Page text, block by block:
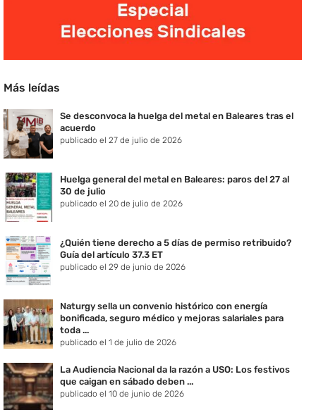
Más leídas
Se desconvoca la huelga del metal en Baleares tras el
acuerdo
publicado el 27 de julio de 2026
Huelga general del metal en Baleares: paros del 27 al
30 de julio
publicado el 20 de julio de 2026
¿Quién tiene derecho a 5 días de permiso retribuido?
Guía del artículo 37.3 ET
publicado el 29 de junio de 2026
Naturgy sella un convenio histórico con energía
bonificada, seguro médico y mejoras salariales para
toda ...
publicado el 1 de julio de 2026
La Audiencia Nacional da la razón a USO: Los festivos
que caigan en sábado deben ...
publicado el 10 de junio de 2026